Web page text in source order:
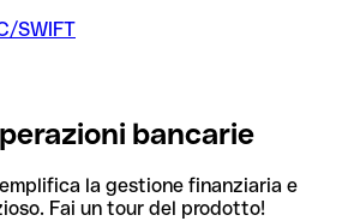
SWIFT
bancarie
la gestione finanziaria e
Fai un tour del prodotto!